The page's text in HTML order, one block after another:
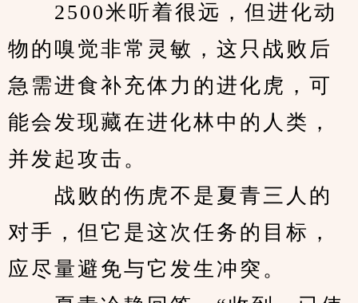
2500米听着很远，但进化动
物的嗅觉非常灵敏，这只战败后
急需进食补充体力的进化虎，可
能会发现藏在进化林中的人类，
并发起攻击。
战败的伤虎不是夏青三人的
对手，但它是这次任务的目标，
应尽量避免与它发生冲突。